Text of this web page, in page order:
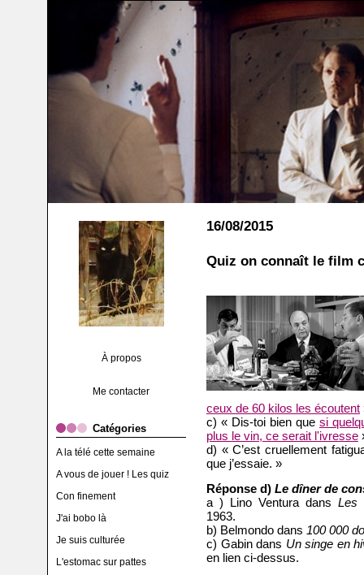
À propos
Me contacter
Catégories
A la télé cette semaine
A vous de jouer ! Les quiz
Con finement
J'ai bobo là
Je suis culturée
L'estomac sur pattes
16/08/2015
Quiz on connaît le film
ceux de 60 kilos les écoutent
c) « Dis-toi bien que si
plus le vin, ce serait l'ivresse
d) « C’est cruellement
que j’essaie. »
Réponse d) Le dîner de
a ) Lino Ventura dans Les
1963.
b) Belmondo dans 100 000
c) Gabin dans Un singe en
en lien ci-dessus.